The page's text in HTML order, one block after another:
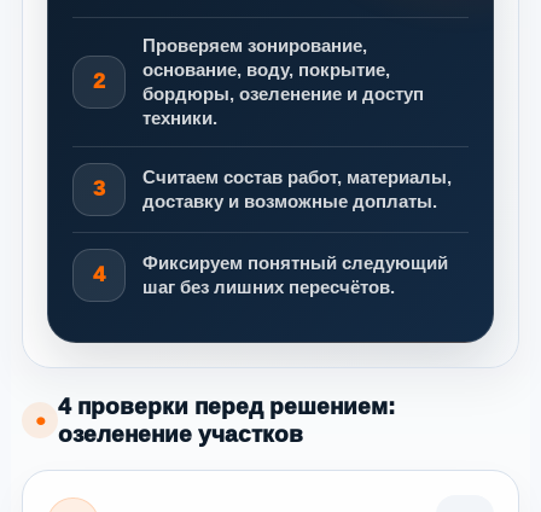
2
Проверяем зонирование,
основание, воду, покрытие,
бордюры, озеленение и доступ
техники.
3
Считаем состав работ, материалы,
доставку и возможные доплаты.
4
Фиксируем понятный следующий
шаг без лишних пересчётов.
●
4 проверки перед решением:
озеленение участков